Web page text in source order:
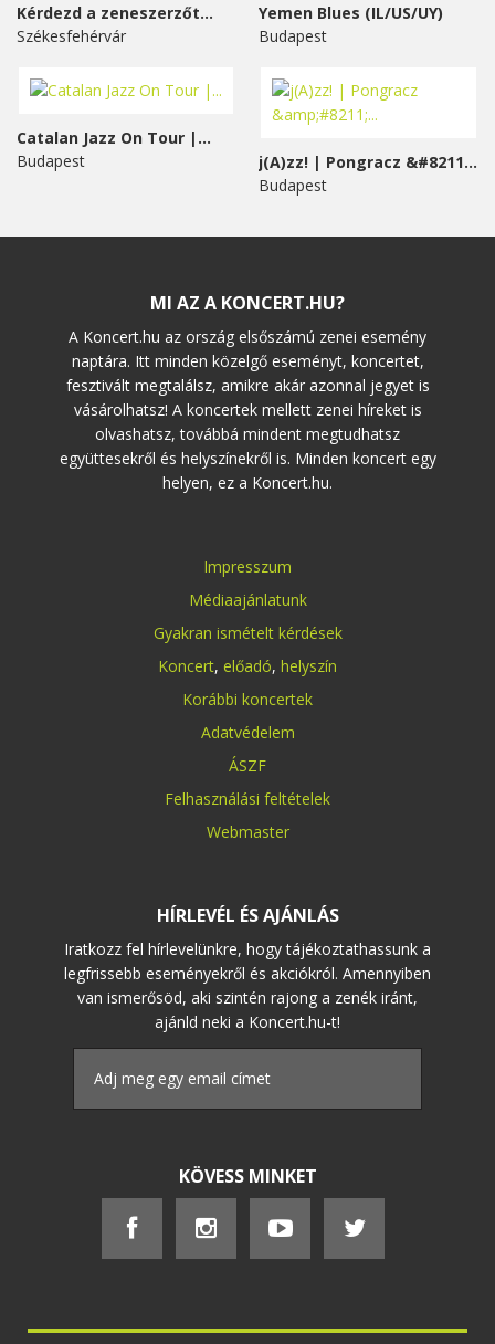
Kérdezd a zeneszerzőt...
Székesfehérvár
Yemen Blues (IL/US/UY)
Budapest
Catalan Jazz On Tour |...
Budapest
j(A)zz! | Pongracz &#8211;...
Budapest
MI AZ A KONCERT.HU?
A Koncert.hu az ország elsőszámú zenei esemény
naptára. Itt minden közelgő eseményt, koncertet,
fesztivált megtalálsz, amikre akár azonnal jegyet is
vásárolhatsz! A koncertek mellett zenei híreket is
olvashatsz, továbbá mindent megtudhatsz
együttesekről és helyszínekről is. Minden koncert egy
helyen, ez a Koncert.hu.
Impresszum
Médiaajánlatunk
Gyakran ismételt kérdések
Koncert, előadó, helyszín
Korábbi koncertek
Adatvédelem
ÁSZF
Felhasználási feltételek
Webmaster
HÍRLEVÉL ÉS AJÁNLÁS
Iratkozz fel hírlevelünkre, hogy tájékoztathassunk a
legfrissebb eseményekről és akciókról. Amennyiben
van ismerősöd, aki szintén rajong a zenék iránt,
ajánld neki a Koncert.hu-t!
KÖVESS MINKET